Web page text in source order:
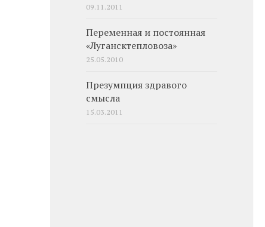
09.11.2011
Переменная и постоянная
«Лугансктепловоза»
25.05.2010
Презумпция здравого
смысла
15.03.2011